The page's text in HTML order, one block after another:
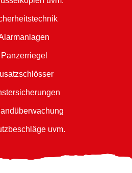
Panzerriegel
uvm.